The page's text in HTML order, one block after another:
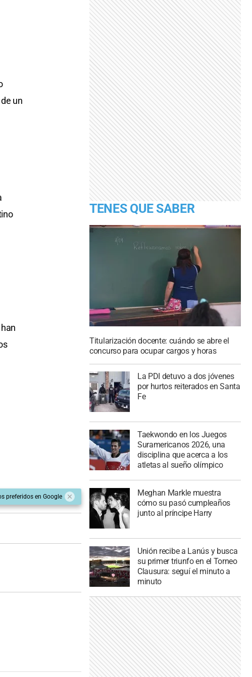
un
preferidos en Google
TENES QUE SABER
Titularización docente: cuándo se abre el
concurso para ocupar cargos y horas
La PDI detuvo a dos jóvenes
por hurtos reiterados en Santa
Fe
Taekwondo en los Juegos
Suramericanos 2026, una
disciplina que acerca a los
atletas al sueño olímpico
Meghan Markle muestra
cómo su pasó cumpleaños
junto al príncipe Harry
Unión recibe a Lanús y busca
su primer triunfo en el Torneo
Clausura: seguí el minuto a
minuto